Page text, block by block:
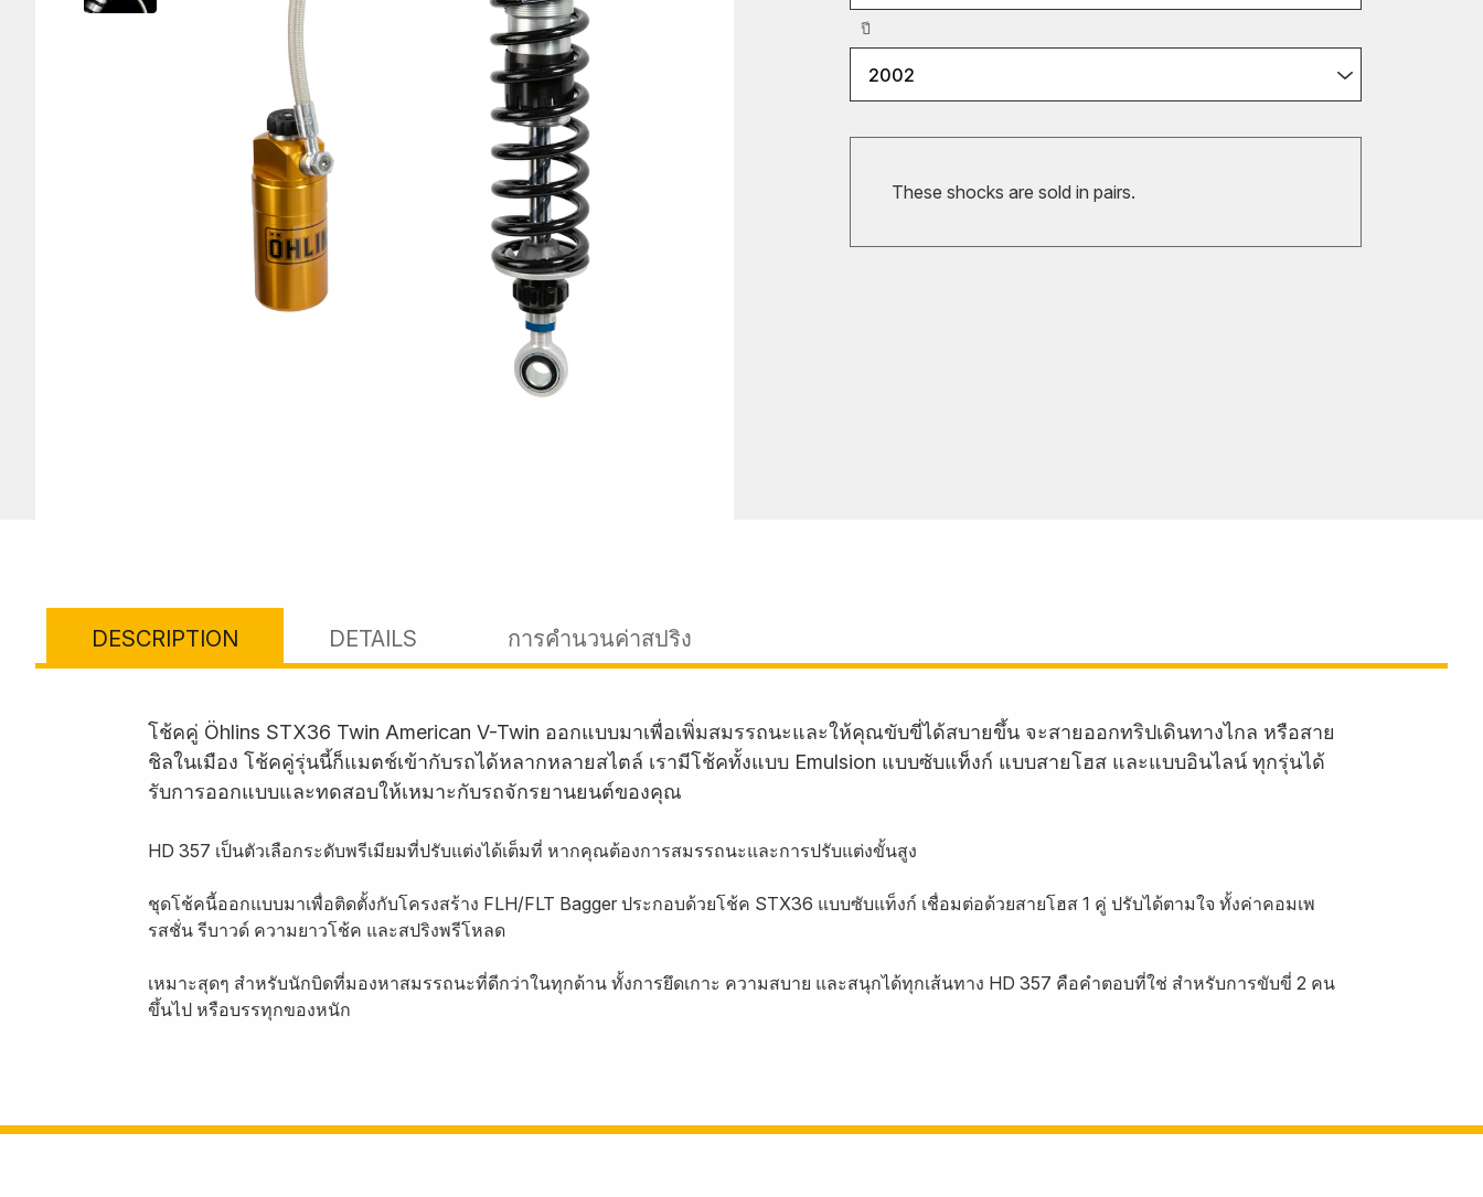
ปี
2002
These shocks are sold in pairs.
DESCRIPTION DETAILS การคำนวนค่าสปริง
โช้คคู่ Öhlins STX36 Twin American V-Twin ออกแบบมาเพื่อเพิ่มสมรรถนะและให้คุณขับขี่ได้สบายขึ้น จะสายออกทริปเดินทางไกล หรือสาย
ชิลในเมือง โช้คคู่รุ่นนี้ก็แมตช์เข้ากับรถได้หลากหลายสไตล์ เรามีโช้คทั้งแบบ Emulsion แบบซับแท็งก์ แบบสายโฮส และแบบอินไลน์ ทุกรุ่นได้
รับการออกแบบและทดสอบให้เหมาะกับรถจักรยานยนต์ของคุณ
HD 357 เป็นตัวเลือกระดับพรีเมียมที่ปรับแต่งได้เต็มที่ หากคุณต้องการสมรรถนะและการปรับแต่งขั้นสูง
ชุดโช้คนี้ออกแบบมาเพื่อติดตั้งกับโครงสร้าง FLH/FLT Bagger ประกอบด้วยโช้ค STX36 แบบซับแท็งก์ เชื่อมต่อด้วยสายโฮส 1 คู่ ปรับได้ตามใจ ทั้งค่าคอมเพ
รสชั่น รีบาวด์ ความยาวโช้ค และสปริงพรีโหลด
เหมาะสุดๆ สำหรับนักบิดที่มองหาสมรรถนะที่ดีกว่าในทุกด้าน ทั้งการยึดเกาะ ความสบาย และสนุกได้ทุกเส้นทาง HD 357 คือคำตอบที่ใช่ สำหรับการขับขี่ 2 คน
ขึ้นไป หรือบรรทุกของหนัก